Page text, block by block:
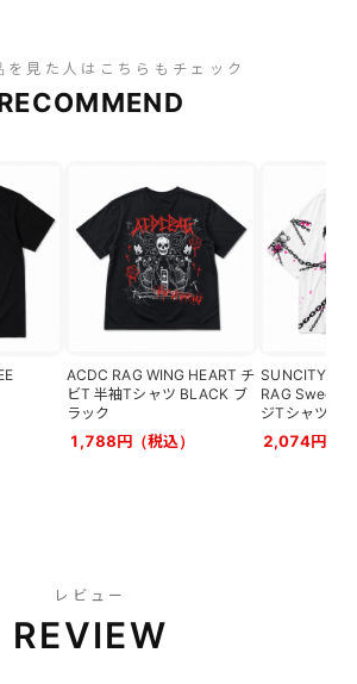
を見た人はこちらもチェック
ACDC RAG WING HEART チ
ビT 半袖Tシャツ BLACK ブ
ラック
1,788円（税込）
SUNCITY
RAG Sweet
ジTシャツ
2,074円（
レビュー
REVIEW